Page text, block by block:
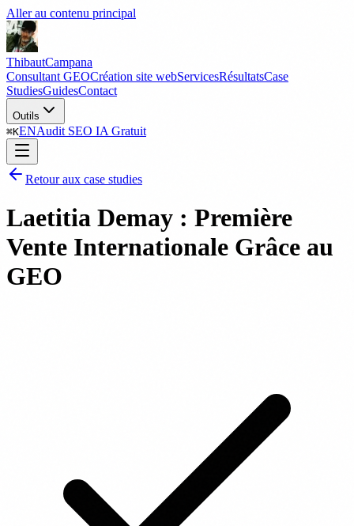
Aller au contenu principal
ThibautCampana
Consultant GEOCréation site webServicesRésultatsCase
StudiesGuidesContact
Outils
⌘KENAudit SEO IA Gratuit
Retour aux case studies
Laetitia Demay : Première
Vente Internationale Grâce au
GEO